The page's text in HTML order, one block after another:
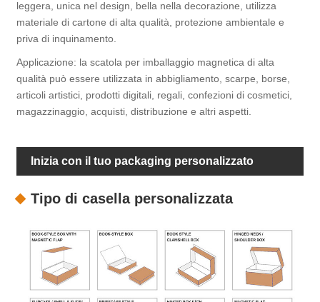
leggera, unica nel design, bella nella decorazione, utilizza
materiale di cartone di alta qualità, protezione ambientale e
priva di inquinamento.
Applicazione: la scatola per imballaggio magnetica di alta
qualità può essere utilizzata in abbigliamento, scarpe, borse,
articoli artistici, prodotti digitali, regali, confezioni di cosmetici,
magazzinaggio, acquisti, distribuzione e altri aspetti.
Inizia con il tuo packaging personalizzato
Tipo di casella personalizzata